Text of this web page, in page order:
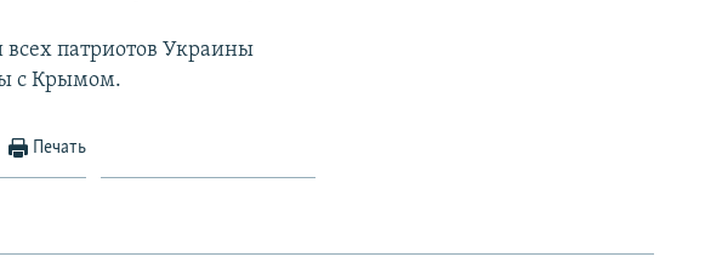
патриотов Украины
с Крымом.
Печать